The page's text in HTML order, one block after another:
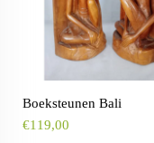
Boeksteunen Bali
€119,00